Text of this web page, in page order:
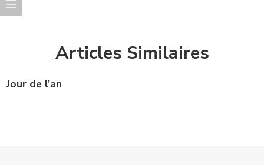
Articles Similaires
Jour de l’an